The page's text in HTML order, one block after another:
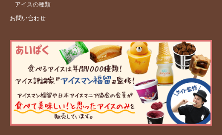
アイスの種類
お問い合わせ